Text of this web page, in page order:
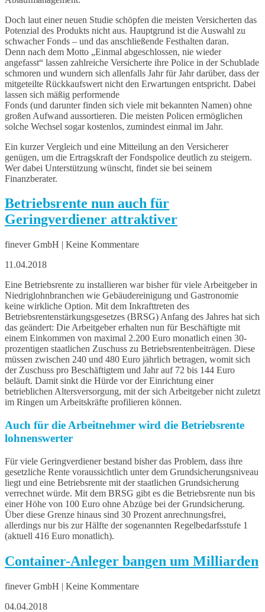
Doch laut einer neuen Studie schöpfen die meisten Versicherten das
Potenzial des Produkts nicht aus. Hauptgrund ist die Auswahl zu
schwacher Fonds – und das anschließende Festhalten daran.
Denn nach dem Motto „Einmal abgeschlossen, nie wieder
angefasst“ lassen zahlreiche Versicherte ihre Police in der Schublade
schmoren und wundern sich allenfalls Jahr für Jahr darüber, dass der
mitgeteilte Rückkaufswert nicht den Erwartungen entspricht. Dabei
lassen sich mäßig performende
Fonds (und darunter finden sich viele mit bekannten Namen) ohne
großen Aufwand aussortieren. Die meisten Policen ermöglichen
solche Wechsel sogar kostenlos, zumindest einmal im Jahr.
Ein kurzer Vergleich und eine Mitteilung an den Versicherer
genügen, um die Ertragskraft der Fondspolice deutlich zu steigern.
Wer dabei Unterstützung wünscht, findet sie bei seinem
Finanzberater.
Betriebsrente nun auch für
Geringverdiener attraktiver
finever GmbH | Keine Kommentare
11.04.2018
Eine Betriebsrente zu installieren war bisher für viele Arbeitgeber in
Niedriglohnbranchen wie Gebäudereinigung und Gastronomie
keine wirkliche Option. Mit dem Inkrafttreten des
Betriebsrentenstärkungsgesetzes (BRSG) Anfang des Jahres hat sich
das geändert: Die Arbeitgeber erhalten nun für Beschäftigte mit
einem Einkommen von maximal 2.200 Euro monatlich einen 30-
prozentigen staatlichen Zuschuss zu Betriebsrentenbeiträgen. Diese
müssen zwischen 240 und 480 Euro jährlich betragen, womit sich
der Zuschuss pro Beschäftigtem und Jahr auf 72 bis 144 Euro
beläuft. Damit sinkt die Hürde vor der Einrichtung einer
betrieblichen Altersversorgung, mit der sich Arbeitgeber nicht zuletzt
im Ringen um Arbeitskräfte profilieren können.
Auch für die Arbeitnehmer wird die Betriebsrente
lohnenswerter
Für viele Geringverdiener bestand bisher das Problem, dass ihre
gesetzliche Rente voraussichtlich unter dem Grundsicherungsniveau
liegt und eine Betriebsrente mit der staatlichen Grundsicherung
verrechnet würde. Mit dem BRSG gibt es die Betriebsrente nun bis
einer Höhe von 100 Euro ohne Abzüge bei der Grundsicherung.
Über diese Grenze hinaus sind 30 Prozent anrechnungsfrei,
allerdings nur bis zur Hälfte der sogenannten Regelbedarfsstufe 1
(aktuell 416 Euro monatlich).
Container-Anleger bangen um Milliarden
finever GmbH | Keine Kommentare
04.04.2018